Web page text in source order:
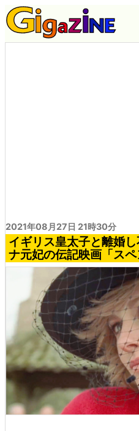
2021年08月27日 21時30分
イギリス皇太子と離婚
ナ元妃の伝記映画「ス